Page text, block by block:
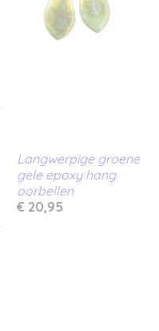
Langwerpige groene
gele epoxy hang
oorbellen
€ 20,95